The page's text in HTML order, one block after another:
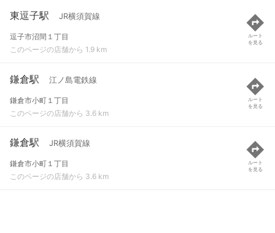
東逗子駅 JR横須賀線
逗子市沼間１丁目
このページの店舗から 1.9 km
ルート
を見る
鎌倉駅 江ノ島電鉄線
鎌倉市小町１丁目
このページの店舗から 3.6 km
ルート
を見る
鎌倉駅 JR横須賀線
鎌倉市小町１丁目
このページの店舗から 3.6 km
ルート
を見る